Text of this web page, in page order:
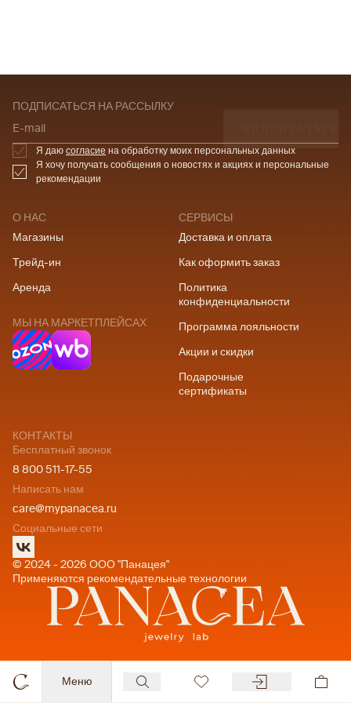
Меню
О НАС
Магазины
Трейд-ин
Аренда
МЫ НА МАРКЕТПЛЕЙСАХ
СЕРВИСЫ
Доставка и оплата
Как оформить заказ
Политика
конфиденциальности
Программа лояльности
Акции и скидки
Подарочные
сертификаты
КОНТАКТЫ
Бесплатный звонок
8 800 511-17-55
Написать нам
care@mypanacea.ru
Социальные сети
© 2024 - 2026 ООО "Панацея"
Применяются рекомендательные технологии
ПОДПИСАТЬСЯ НА РАССЫЛКУ
E-mail
Я даю согласие на обработку моих персональных данных
Я хочу получать сообщения о новостях и акциях и персональные
рекомендации